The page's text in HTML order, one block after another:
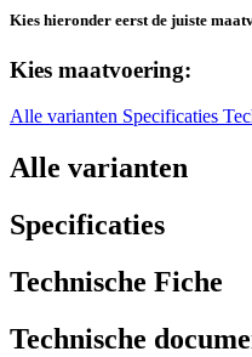
Kies hieronder eerst de juiste
Kies maatvoering:
Alle varianten Specificaties
Alle varianten
Specificaties
Technische Fiche
Technische